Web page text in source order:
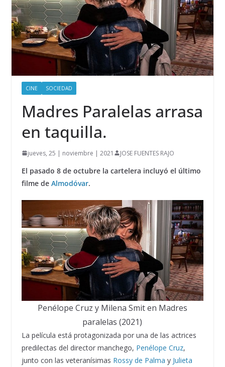
CINE SOCIEDAD
Madres Paralelas arrasa
en taquilla.
jueves, 25 | noviembre | 2021 JOSE FUENTES RAJO
El pasado 8 de octubre la cartelera incluyó el último
filme de Almodóvar.
Penélope Cruz y Milena Smit en Madres
paralelas (2021)
La película está protagonizada por una de las actrices
predilectas del director manchego, Penélope Cruz,
junto con las veteranísimas Rossy de Palma y Julieta